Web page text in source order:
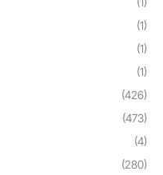
(1)
(1)
(1)
(426)
(473)
(4)
(280)